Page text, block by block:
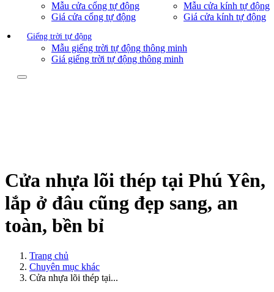
Mẫu cửa cổng tự động
Giá cửa cổng tự động
Mẫu cửa kính tự động
Giá cửa kính tự động
Giếng trời tự động
Mẫu giếng trời tự động thông minh
Giá giếng trời tự động thông minh
Cửa nhựa lõi thép tại Phú Yên,
lắp ở đâu cũng đẹp sang, an
toàn, bền bỉ
Trang chủ
Chuyên mục khác
Cửa nhựa lõi thép tại...